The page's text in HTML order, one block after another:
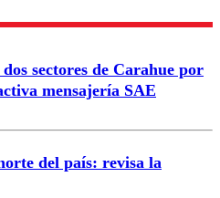
Enviar comentario
sectores de Carahue por
mensajería SAE
del país: revisa la